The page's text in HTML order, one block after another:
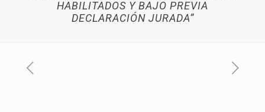
HABILITADOS Y BAJO PREVIA
DECLARACIÓN JURADA”